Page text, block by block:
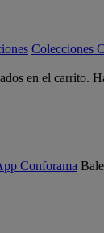
Colecciones
en el carrito.
Conforama